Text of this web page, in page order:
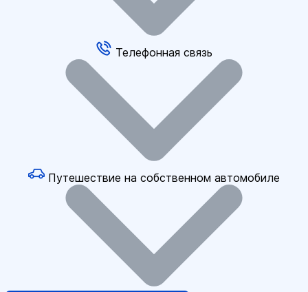
Телефонная связь
Путешествие на собственном автомобиле